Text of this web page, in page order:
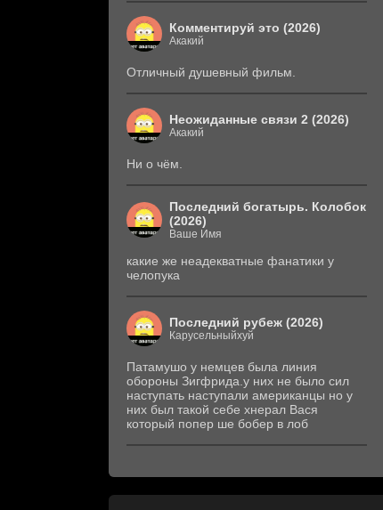
Комментируй это (2026)
Акакий
Отличный душевный фильм.
Неожиданные связи 2 (2026)
Акакий
Ни о чём.
Последний богатырь. Колобок
(2026)
Ваше Имя
какие же неадекватные фанатики у
челопука
Последний рубеж (2026)
Карусельныйхуй
Патамушо у немцев была линия
обороны Зигфрида.у них не было сил
наступать наступали американцы но у
них был такой себе хнерал Вася
который попер ше бобер в лоб